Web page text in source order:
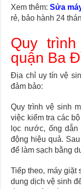
Xem thêm:Sửa
rẻ, bảo hành 24
Quy
quận Ba
Địa chỉ uy tín vệ
đảm bảo:
Quy trình vệ sinh
việc kiểm tra các
lọc nước, ống
động hiệu quả.
để làm sạch bằng
Tiếp theo, máy giặt
dung dịch vệ sinh